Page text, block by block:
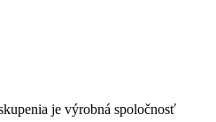
je výrobná spoločnosť